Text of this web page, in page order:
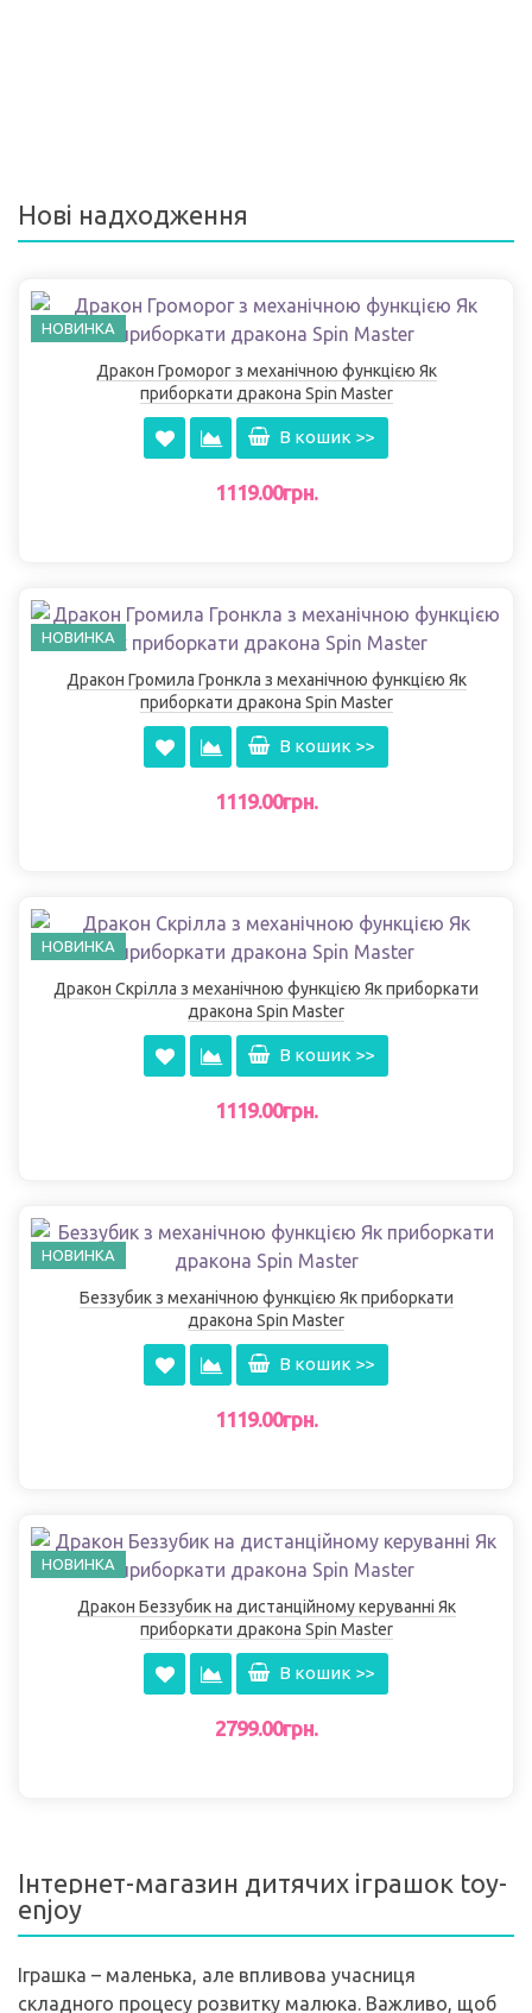
Нові надходження
НОВИНКА
Дракон Громорог з механічною функцією Як
приборкати дракона Spin Master
В кошик >>
1119.00грн.
НОВИНКА
Дракон Громила Гронкла з механічною функцією Як
приборкати дракона Spin Master
В кошик >>
1119.00грн.
НОВИНКА
Дракон Скрілла з механічною функцією Як приборкати
дракона Spin Master
В кошик >>
1119.00грн.
НОВИНКА
Беззубик з механічною функцією Як приборкати
дракона Spin Master
В кошик >>
1119.00грн.
НОВИНКА
Дракон Беззубик на дистанційному керуванні Як
приборкати дракона Spin Master
В кошик >>
2799.00грн.
Інтернет-магазин дитячих іграшок toy-
enjoy
Іграшка – маленька, але впливова учасниця
складного процесу розвитку малюка. Важливо, щоб